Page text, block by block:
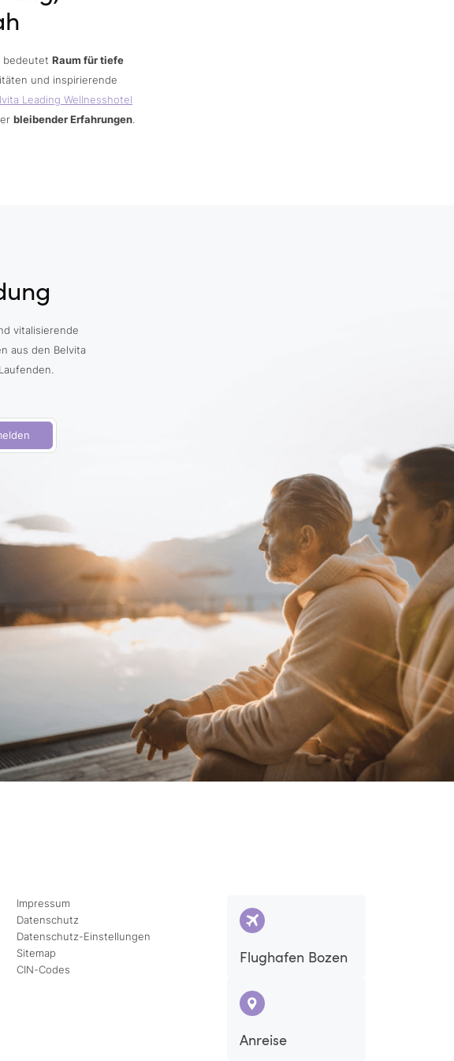
bedeutet Raum für tiefe
und inspirierende
Leading Wellnesshotel
bleibender Erfahrungen.
vitalisierende
aus den Belvita
Impressum
Datenschutz
Datenschutz-Einstellungen
Sitemap
CIN-Codes
Flughafen Bozen
Anreise